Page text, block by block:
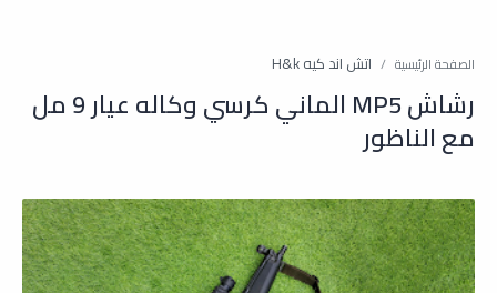
الصفحة الرئيسية اتش اند كيه H&k
رشاش MP5 الماني كرسي وكاله عيار 9 مل
مع الناظور